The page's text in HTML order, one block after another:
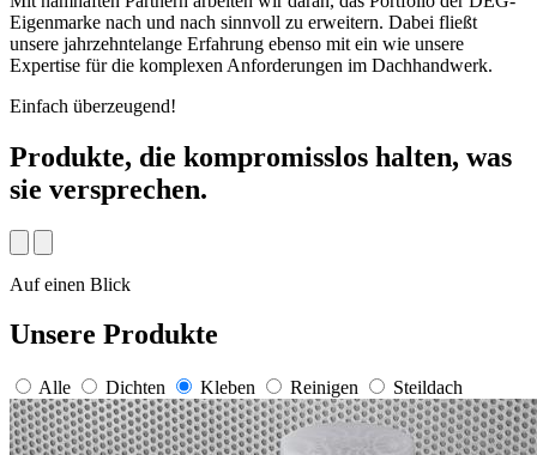
Eigenmarke nach und nach sinnvoll zu erweitern. Dabei fließt
unsere jahrzehntelange Erfahrung ebenso mit ein wie unsere
Expertise für die komplexen Anforderungen im Dachhandwerk.
Einfach überzeugend!
Produkte, die kompromisslos halten, was
sie versprechen.
Auf einen Blick
Unsere Produkte
Alle Dichten Kleben Reinigen Steildach